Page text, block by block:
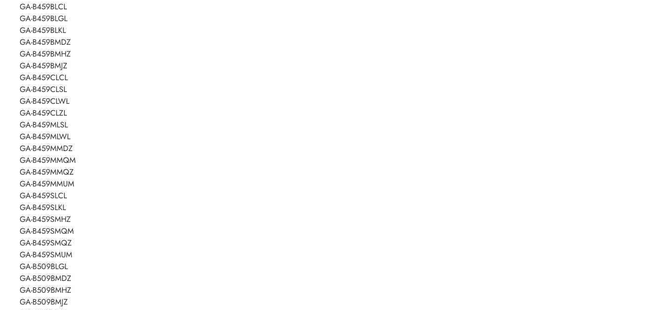
GA-B459BLCL
GA-B459BLGL
GA-B459BLKL
GA-B459BMDZ
GA-B459BMHZ
GA-B459BMJZ
GA-B459CLCL
GA-B459CLSL
GA-B459CLWL
GA-B459CLZL
GA-B459MLSL
GA-B459MLWL
GA-B459MMDZ
GA-B459MMQM
GA-B459MMQZ
GA-B459MMUM
GA-B459SLCL
GA-B459SLKL
GA-B459SMHZ
GA-B459SMQM
GA-B459SMQZ
GA-B459SMUM
GA-B509BLGL
GA-B509BMDZ
GA-B509BMHZ
GA-B509BMJZ